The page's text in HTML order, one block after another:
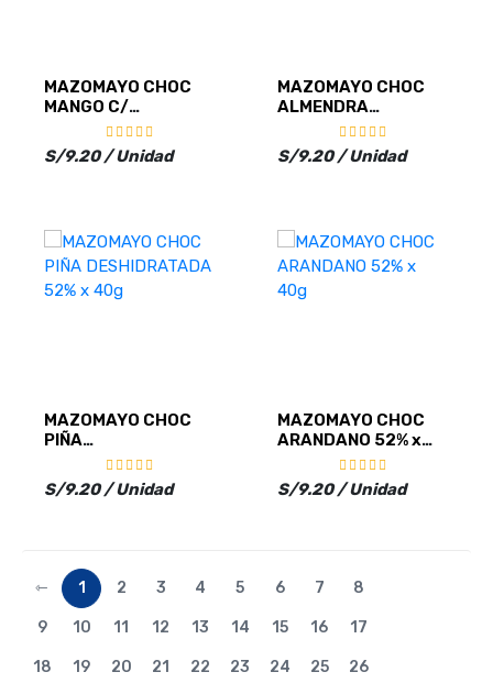
MAZOMAYO CHOC
MANGO C/
MARACUYA 52% x
40g
S/9.20 / Unidad
MAZOMAYO CHOC
ALMENDRA
TOSTADA 52% x 40g
S/9.20 / Unidad
MAZOMAYO CHOC
PIÑA
DESHIDRATADA 52%
x 40g
S/9.20 / Unidad
MAZOMAYO CHOC
ARANDANO 52% x
S/9.20 / Unidad
⇽ 1 2 3 4 5 6 7 8
9 10 11 12 13 14 15 16 17
18 19 20 21 22 23 24 25
26